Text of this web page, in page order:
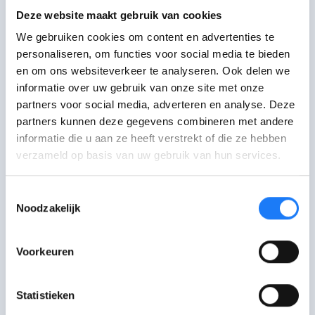
Deze website maakt gebruik van cookies
We gebruiken cookies om content en advertenties te
personaliseren, om functies voor social media te bieden
en om ons websiteverkeer te analyseren. Ook delen we
informatie over uw gebruik van onze site met onze
partners voor social media, adverteren en analyse. Deze
partners kunnen deze gegevens combineren met andere
informatie die u aan ze heeft verstrekt of die ze hebben
verzameld op basis van uw gebruik van hun services.
Noodzakelijk
Voorkeuren
Statistieken
Je maakt elke dag keuzes. Later besef je
dat sommige keuzes niet zo verstandig
waren. Maar dat wil niet zeggen dat je
foute keuzes maakt.Je maakt een
keuze die voor jou op dat moment
goed lijkt. Dat is meestal niet erg. Door
te kiezen leer je meer over jezelf en wat
Merk je dat je echt
grote faalangst en
zitten, maar neem contact op met een
advies- of hulplijn uit het blokje PRAAT